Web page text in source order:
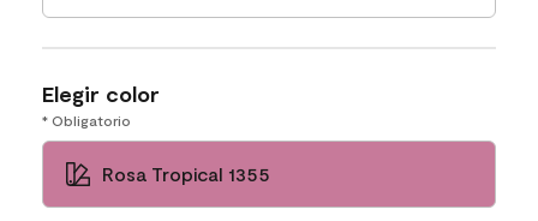
Elegir color
* Obligatorio
Rosa Tropical 1355